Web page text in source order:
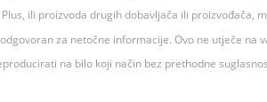
ili proizvoda drugih dobavljača ili proizvođača,
za netočne informacije. Ovo ne utječe na
na bilo koji način bez prethodne